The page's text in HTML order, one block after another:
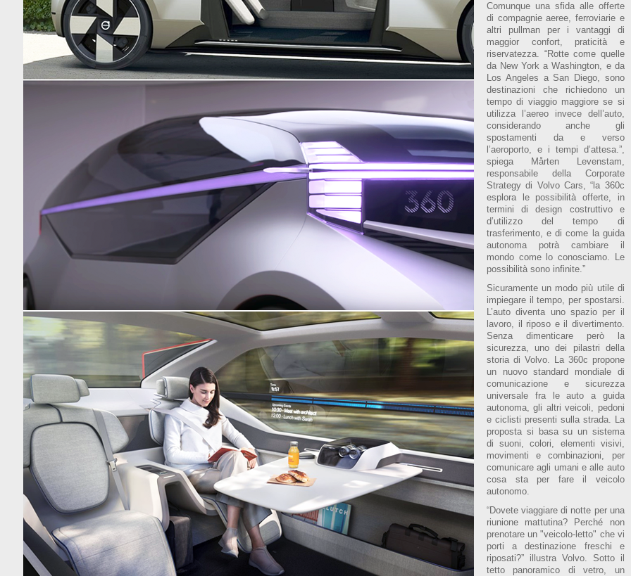
Comunque una sfida alle offerte
di compagnie aeree, ferroviarie e
altri pullman per i vantaggi di
maggior confort, praticità e
riservatezza. “Rotte come quelle
da New York a Washington, e da
Los Angeles a San Diego, sono
destinazioni che richiedono un
tempo di viaggio maggiore se si
utilizza l’aereo invece dell’auto,
considerando anche gli
spostamenti da e verso
l’aeroporto, e i tempi d’attesa.”,
spiega Mårten Levenstam,
responsabile della Corporate
Strategy di Volvo Cars, “la 360c
esplora le possibilità offerte, in
termini di design costruttivo e
d’utilizzo del tempo di
trasferimento, e di come la guida
autonoma potrà cambiare il
mondo come lo conosciamo. Le
possibilità sono infinite.”
Sicuramente un modo più utile di
impiegare il tempo, per spostarsi.
L’auto diventa uno spazio per il
lavoro, il riposo e il divertimento.
Senza dimenticare però la
sicurezza, uno dei pilastri della
storia di Volvo. La 360c propone
un nuovo standard mondiale di
comunicazione e sicurezza
universale fra le auto a guida
autonoma, gli altri veicoli, pedoni
e ciclisti presenti sulla strada. La
proposta si basa su un sistema
di suoni, colori, elementi visivi,
movimenti e combinazioni, per
comunicare agli umani e alle auto
cosa sta per fare il veicolo
autonomo.
“Dovete viaggiare di notte per una
riunione mattutina? Perché non
prenotare un "veicolo-letto" che vi
porti a destinazione freschi e
riposati?” illustra Volvo. Sotto il
tetto panoramico di vetro, un